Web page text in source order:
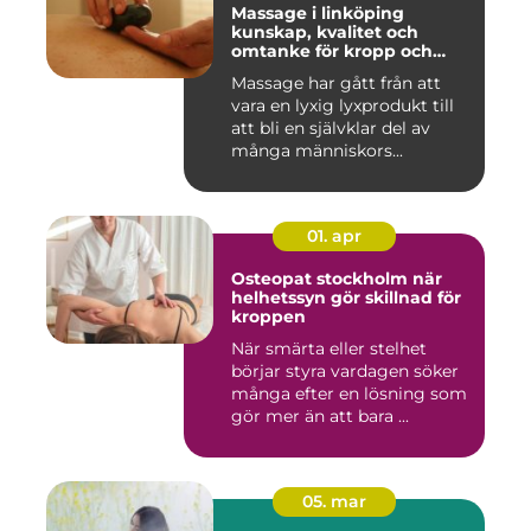
Massage i linköping
kunskap, kvalitet och
omtanke för kropp och
Massage har gått från att
vara en lyxig lyxprodukt till
att bli en självklar del av
många människors...
01. apr
Osteopat stockholm när
helhetssyn gör skillnad för
kroppen
När smärta eller stelhet
börjar styra vardagen söker
många efter en lösning som
gör mer än att bara ...
05. mar